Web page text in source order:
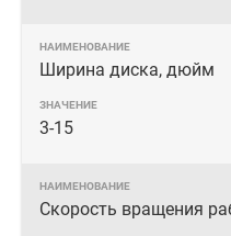
Ширина диска, дюйм
3-15
Скорость вращения